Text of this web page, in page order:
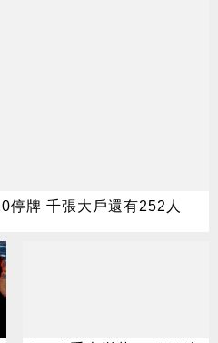
停牌 千張大戶還有252人